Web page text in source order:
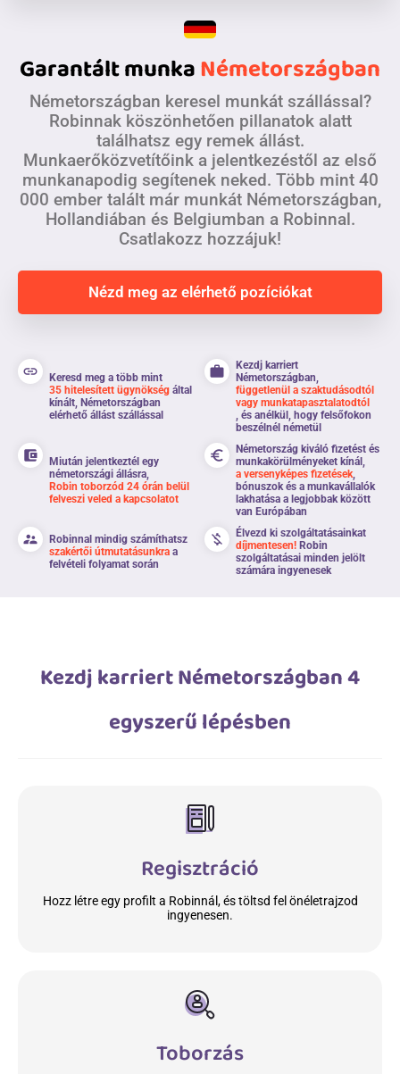
Garantált munkaNémetországban
Németországban keresel munkát szállással?
Robinnak köszönhetően pillanatok alatt
találhatsz egy remek állást.
Munkaerőközvetítőink a jelentkezéstől az első
munkanapodig segítenek neked. Több mint 40
000 ember talált már munkát Németországban,
Hollandiában és Belgiumban a Robinnal.
Csatlakozz hozzájuk!
Nézd meg az elérhető pozíciókat
link
Keresd meg a több mint
35 hitelesített ügynökség által
kínált, Németországban
elérhető állást szállással
work
Kezdj karriert
Németországban,
függetlenül a szaktudásodtól
vagy munkatapasztalatodtól
, és anélkül, hogy felsőfokon
beszélnél németül
account_balance_wallet
Miután jelentkeztél egy
németországi állásra,
Robin toborzód 24 órán belül
felveszi veled a kapcsolatot
euro_symbol
Németország kiváló fizetést és
munkakörülményeket kínál,
a versenyképes fizetések,
bónuszok és a munkavállalók
lakhatása a legjobbak között
van Európában
supervisor_account
Robinnal mindig számíthatsz
szakértői útmutatásunkra a
felvételi folyamat során
money_off
Élvezd ki szolgáltatásainkat
díjmentesen! Robin
szolgáltatásai minden jelölt
számára ingyenesek
Kezdj karriert Németországban 4
egyszerű lépésben
Regisztráció
Hozz létre egy profilt a Robinnál, és töltsd fel önéletrajzod
ingyenesen.
Toborzás